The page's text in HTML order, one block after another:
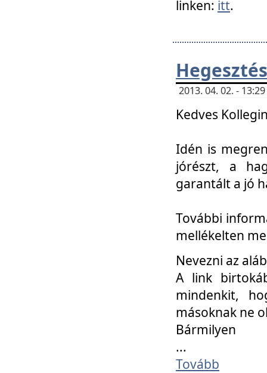
linken: itt.
2013. 04. 02. -
Kedves
Idén is
jórészt, a
garantált a jó
További
mellékelten
Nevezni az
A link
mindenkit,
másoknak ne
Bármilyen
...
Tovább